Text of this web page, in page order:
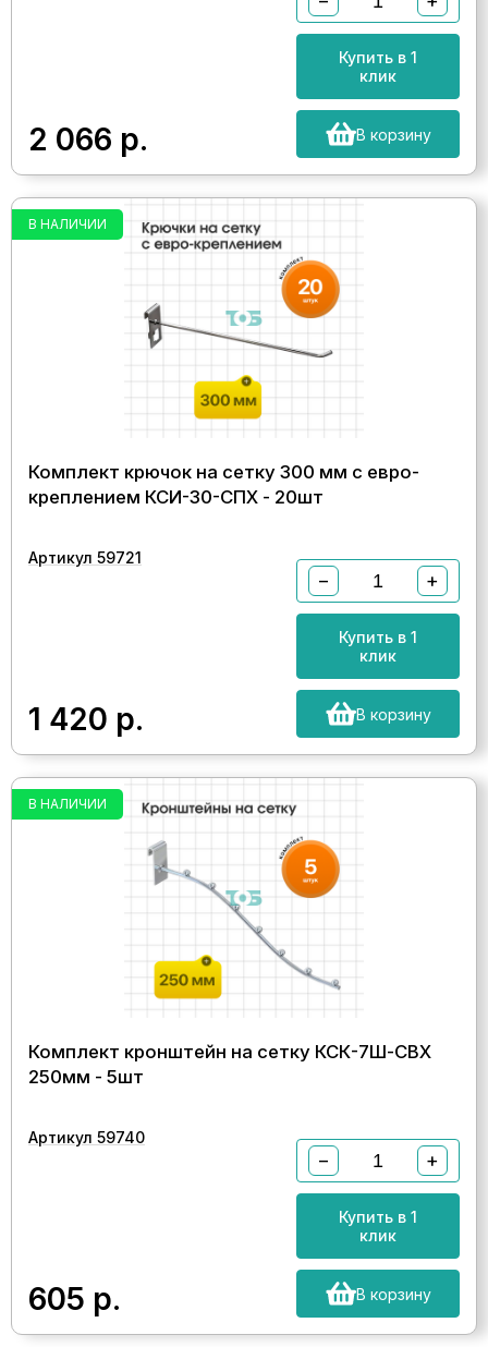
2 066 р.
Купить в 1
клик
В корзину
В НАЛИЧИИ
Комплект крючок на сетку 300 мм с евро-
креплением КСИ-30-СПХ - 20шт
Артикул 59721
1 420 р.
− +
Купить в 1
клик
В корзину
В НАЛИЧИИ
Комплект кронштейн на сетку КСК-7Ш-СВХ
250мм - 5шт
Артикул 59740
605 р.
− +
Купить в 1
клик
В корзину